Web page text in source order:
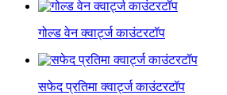
गोल्ड वेन क्वार्ट्ज काउंटरटॉप
सफेद प्रतिमा क्वार्ट्ज काउंटरटॉप